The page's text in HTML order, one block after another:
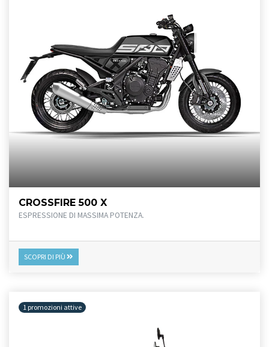
CROSSFIRE 500 X
ESPRESSIONE DI MASSIMA POTENZA.
SCOPRI DI PIÙ
1 promozioni attive